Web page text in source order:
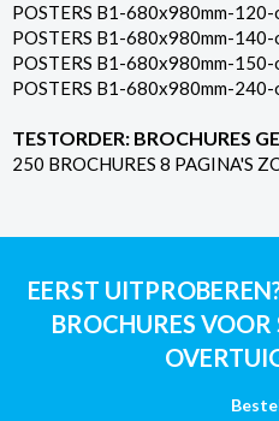
POSTERS B1-680x980mm-
POSTERS B1-680x980mm-
POSTERS B1-680x980mm-
POSTERS B1-680x980mm-
TESTORDER: BROCHURES
250 BROCHURES 8 PAGINA'S
EERST
BROCHURES